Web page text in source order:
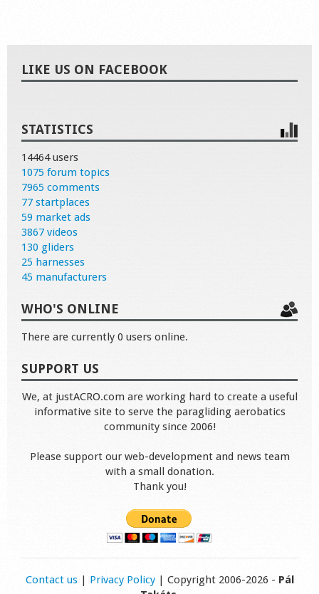
LIKE US ON FACEBOOK
STATISTICS
14464 users
1075 forum topics
7965 comments
77 startplaces
59 market ads
3867 videos
130 gliders
25 harnesses
45 manufacturers
WHO'S ONLINE
There are currently 0 users online.
SUPPORT US
We, at justACRO.com are working hard to create a useful
informative site to serve the paragliding aerobatics
community since 2006!
Please support our web-development and news team
with a small donation.
Thank you!
Contact us| Privacy Policy| Copyright 2006-2026 - Pál